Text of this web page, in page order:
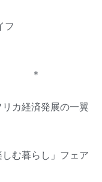
フ
＊
リカ経済発展の一翼
む暮らし」フェア